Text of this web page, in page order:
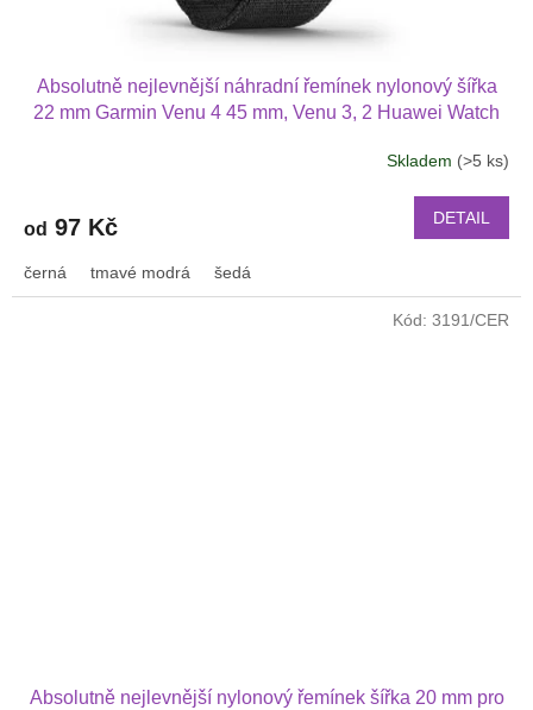
Absolutně nejlevnější náhradní řemínek nylonový šířka
22 mm Garmin Venu 4 45 mm, Venu 3, 2 Huawei Watch
Skladem (>5 ks)
od 97 Kč DETAIL
černá tmavé modrá šedá
Absolutně nejlevnější nylonový řemínek šířka 20 mm pro
Kód: 3191/CER